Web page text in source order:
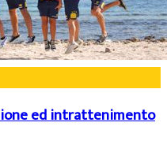
ed intrattenimento